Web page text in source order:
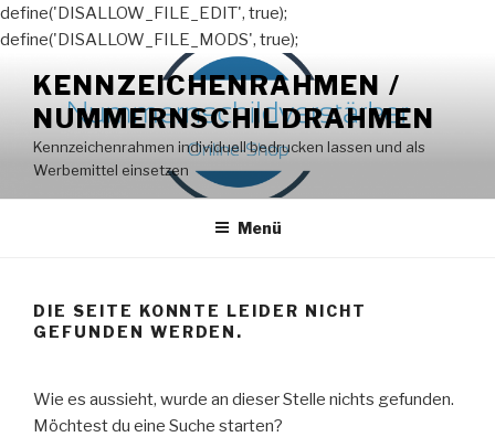
define('DISALLOW_FILE_EDIT', true);
define('DISALLOW_FILE_MODS', true);
Inhalt
springen
KENNZEICHENRAHMEN /
NUMMERNSCHILDRAHMEN
Kennzeichenrahmen individuell bedrucken lassen und als
Werbemittel einsetzen
Menü
DIE SEITE KONNTE LEIDER NICHT
GEFUNDEN WERDEN.
Wie es aussieht, wurde an dieser Stelle nichts gefunden.
Möchtest du eine Suche starten?